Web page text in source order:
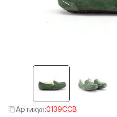
Артикул:0139CCB